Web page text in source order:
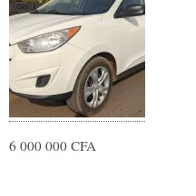
6 000 000 CFA